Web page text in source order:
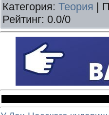
Категория: Теория
Рейтинг: 0.0/0